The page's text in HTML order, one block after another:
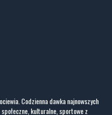
Codzienna dawka najnowszych
kulturalne, sportowe z